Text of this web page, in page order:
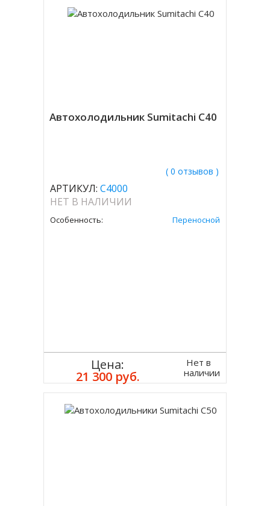
Автохолодильник Sumitachi C40
( 0 отзывов )
АРТИКУЛ: C4000
НЕТ В НАЛИЧИИ
Особенность: Переносной
Цена:
21 300 руб.
Нет в
наличии